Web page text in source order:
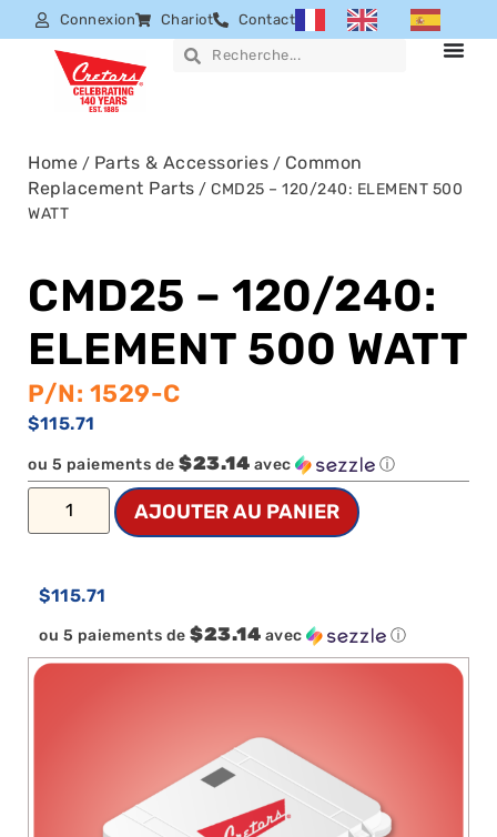
Connexion Chariot Contact
Home / Parts & Accessories / Common
Replacement Parts / CMD25 – 120/240: ELEMENT 500
WATT
CMD25 – 120/240:
ELEMENT 500 WATT
P/N: 1529-C
$115.71
ou 5 paiements de $23.14 avec ⓘ
AJOUTER AU PANIER
$115.71
ou 5 paiements de $23.14 avec ⓘ